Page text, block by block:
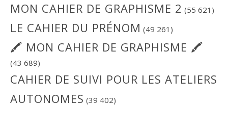
MON CAHIER DE GRAPHISME 2 (55 621)
LE CAHIER DU PRÉNOM (49 261)
🖍 MON CAHIER DE GRAPHISME 🖍
(43 689)
CAHIER DE SUIVI POUR LES ATELIERS
AUTONOMES (39 402)